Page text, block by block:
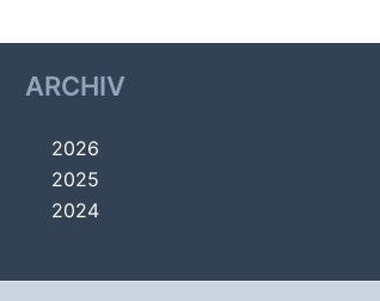
ARCHIV
2026
2025
2024